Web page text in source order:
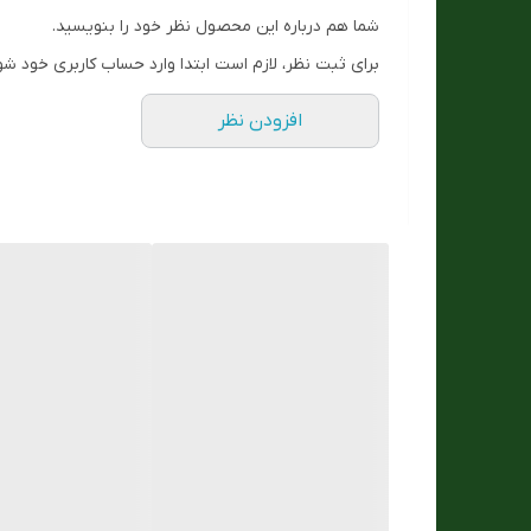
شما هم درباره این محصول نظر خود را بنویسید.
برای ثبت نظر، لازم است ابتدا وارد حساب کاربری خود
افزودن نظر